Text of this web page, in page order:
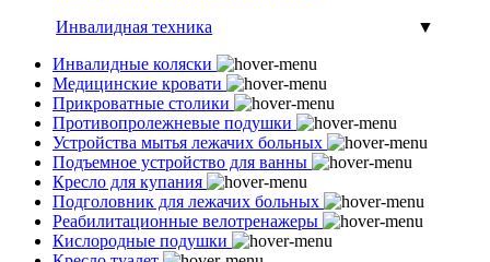
Инвалидная техника
▼
Инвалидные коляски
Медицинские кровати
Прикроватные столики
Противопролежневые подушки
Устройства мытья лежачих больных
Подъемное устройство для ванны
Кресло для купания
Подголовник для лежачих больных
Реабилитационные велотренажеры
Кислородные подушки